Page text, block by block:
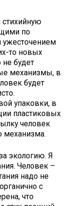
стихийную
по
ужесточением
то новых
не будет
механизмы, в
будет
упаковки, в
пластиковых
человек
механизма.
экологию. Я
Человек –
надо не
с
что